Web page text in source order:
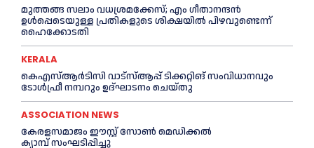
മുത്തങ്ങ സലാം വധശ്രമക്കേസ്; എം ഗീതാനന്ദൻ
ഉള്‍പ്പെടെയുള്ള പ്രതികളുടെ ശിക്ഷയില്‍ പിഴവുണ്ടെന്ന്
ഹൈക്കോടതി
KERALA
കെഎസ്‌ആര്‍ടിസി വാട്‌സ്‌ആപ്പ് ടിക്കറ്റിങ് സംവിധാനവും
ടോള്‍ഫ്രീ നമ്പറും ഉദ്ഘാടനം ചെയ്തു
ASSOCIATION NEWS
കേരളസമാജം ഈസ്റ്റ് സോണ്‍ മെഡിക്കൽ
ക്യാമ്പ് സംഘടിപ്പിച്ചു